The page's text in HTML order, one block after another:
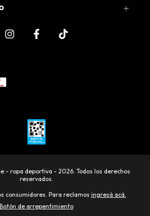
- ropa deportiva - 2026. Todos los derechos
reservados.
consumidores. Para reclamos ingresá acá.
Botón de arrepentimiento